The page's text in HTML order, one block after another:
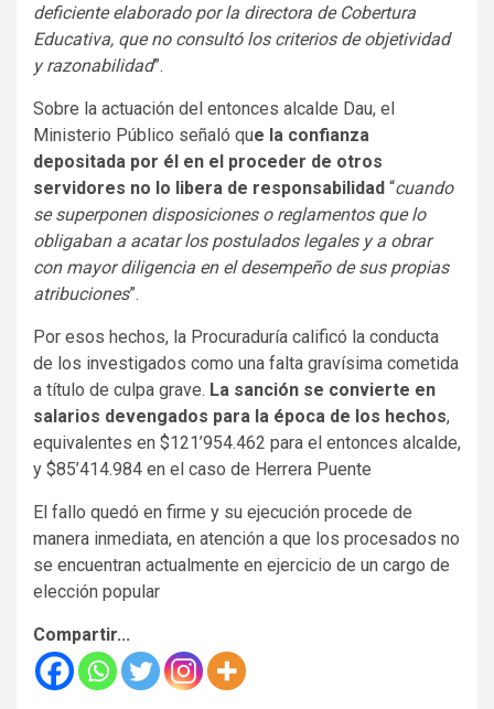
deficiente elaborado por la directora de Cobertura
Educativa, que no consultó los criterios de objetividad
y razonabilidad”.
Sobre la actuación del entonces alcalde Dau, el
Ministerio Público señaló que la confianza
depositada por él en el proceder de otros
servidores no lo libera de responsabilidad “cuando
se superponen disposiciones o reglamentos que lo
obligaban a acatar los postulados legales y a obrar
con mayor diligencia en el desempeño de sus propias
atribuciones”.
Por esos hechos, la Procuraduría calificó la conducta
de los investigados como una falta gravísima cometida
a título de culpa grave. La sanción se convierte en
salarios devengados para la época de los hechos,
equivalentes en $121’954.462 para el entonces alcalde,
y $85’414.984 en el caso de Herrera Puente
El fallo quedó en firme y su ejecución procede de
manera inmediata, en atención a que los procesados no
se encuentran actualmente en ejercicio de un cargo de
elección popular
Compartir...